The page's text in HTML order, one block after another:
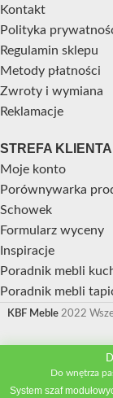
Kontakt
Polityka
Regulamin sklepu
Metody płatności
Zwroty i wymiana
Reklamacje
STREFA KLIENTA
Moje konto
Porównywarka
Schowek
Formularz wyceny
Inspiracje
Poradnik mebli
Poradnik mebli
KBF Meble 2022
Do wnętrza
System szaf